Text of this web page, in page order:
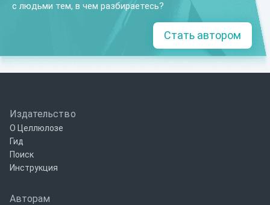
с людьми тем, в чем разбираетесь?
Стать автором
Издательство
О Целлюлозе
Гид
Поиск
Инструкция
Авторам